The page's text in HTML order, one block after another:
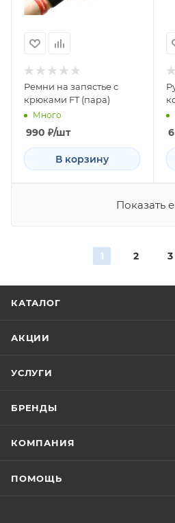
Ремни на запястье с
крюками FT (пара)
Много
990 ₽/шт
В корзину
Показать
1 2 3
КАТАЛОГ
АКЦИИ
УСЛУГИ
БРЕНДЫ
КОМПАНИЯ
ПОМОЩЬ